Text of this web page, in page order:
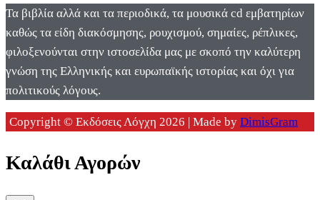
Τα βιβλία αλλά και τα περιοδικά, τα μουσικά cd εμβατηρίων
καθώς τα είδη διακόσμησης, ρουχισμού, σημαίες, ρέπλικες,
φιλοξενούνται στην ιστοσελίδα μας με σκοπό την καλύτερη
γνώση της Ελληνικής και ευρωπαϊκής ιστορίας και όχι για
πολιτικούς λόγους.
Copyright © Εκδόσεις Λόγχη 2026 | Made by DimisGram
Καλάθι Αγορών